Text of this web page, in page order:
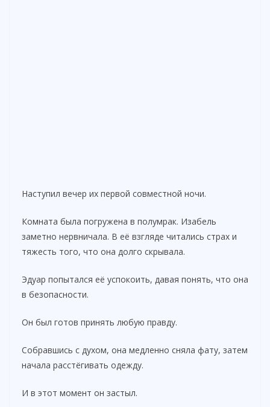
Наступил вечер их первой совместной ночи.
Комната была погружена в полумрак. Изабель
заметно нервничала. В её взгляде читались страх и
тяжесть того, что она долго скрывала.
Эдуар попытался её успокоить, давая понять, что она
в безопасности.
Он был готов принять любую правду.
Собравшись с духом, она медленно сняла фату, затем
начала расстёгивать одежду.
И в этот момент он застыл.